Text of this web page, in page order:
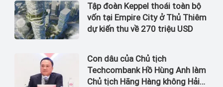
Tập đoàn Keppel thoái toàn bộ
vốn tại Empire City ở Thủ Thiêm
dự kiến thu về 270 triệu USD
Con dâu của Chủ tịch
Techcombank Hồ Hùng Anh làm
Chủ tịch Hãng Hàng không Hải